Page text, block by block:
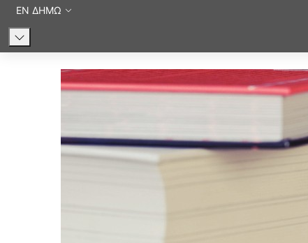
ΕΝ ΔΗΜΩ
Νεανικά και Εκπαιδευτικά